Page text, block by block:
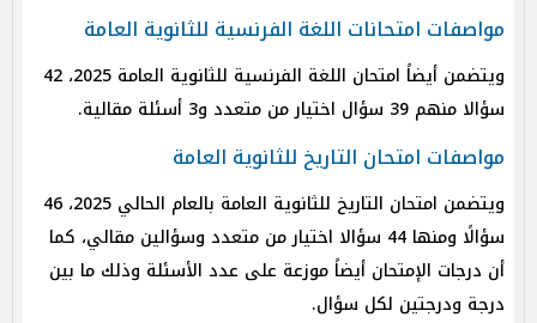
مواصفات امتحانات اللغة الفرنسية للثانوية العامة
ويتضمن أيضاً امتحان اللغة الفرنسية للثانوية العامة 2025، 42
سؤالا منهم 39 سؤال اختيار من متعدد و3 أسئلة مقالية.
مواصفات امتحان التاريخ للثانوية العامة
ويتضمن امتحان التاريخ للثانوية العامة بالعام الحالي 2025، 46
سؤالًا ومنها 44 سؤالا اختيار من متعدد وسؤالين مقالي، كما
أن درجات الإمتحان أيضاً موزعة على عدد الأسئلة وذلك ما بين
درجة ودرجتين لكل سؤال.